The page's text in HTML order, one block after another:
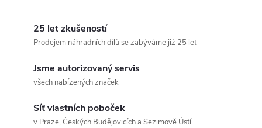
25 let zkušeností
Prodejem náhradních dílů se zabýváme již 25 let
Jsme autorizovaný servis
všech nabízených značek
Síť vlastních poboček
v Praze, Českých Budějovicích a Sezimově Ústí